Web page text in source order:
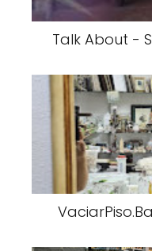
Talk About -